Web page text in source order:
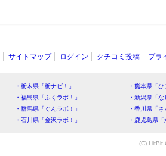
サイトマップ ログイン クチコミ投稿 プラ
・栃木県「栃ナビ！」
・熊本県「
・福島県「ふくラボ！」
・新潟県「
・群馬県「ぐんラボ！」
・香川県「
・石川県「金沢ラボ！」
・鹿児島県
(C) HitBit